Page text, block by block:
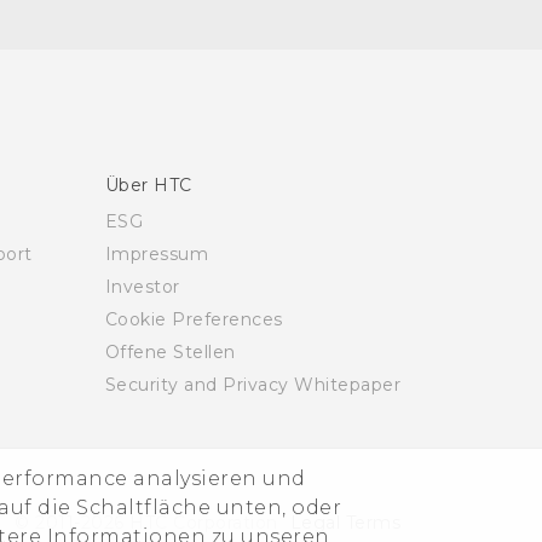
analysieren und
die Schaltfläche unten, oder
Informationen zu unseren
Über HTC
ESG
Impressum
Investor
Cookie Preferences
Offene Stellen
Security and Privacy Whitepaper
© 2011-2026 HTC Corporation